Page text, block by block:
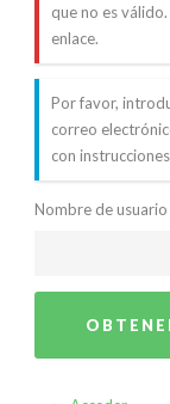
que no es
enlace.
Por favor,
correo
con
Nombre de